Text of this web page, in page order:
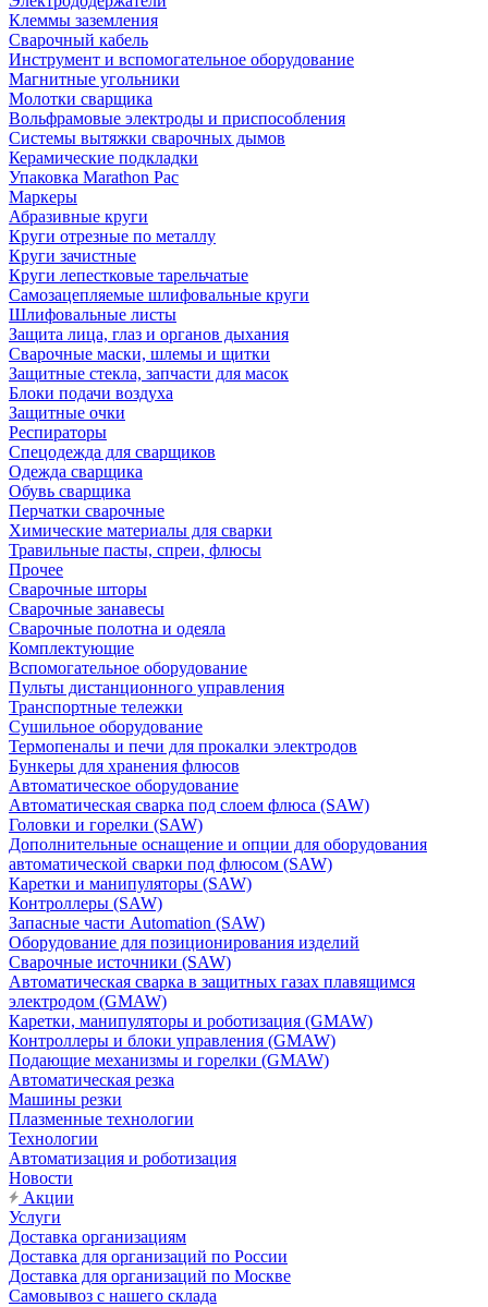
Клеммы заземления
Сварочный кабель
Инструмент и вспомогательное оборудование
Магнитные угольники
Молотки сварщика
Вольфрамовые электроды и приспособления
Системы вытяжки сварочных дымов
Керамические подкладки
Упаковка Marathon Pac
Маркеры
Абразивные круги
Круги отрезные по металлу
Круги зачистные
Круги лепестковые тарельчатые
Самозацепляемые шлифовальные круги
Шлифовальные листы
Защита лица, глаз и органов дыхания
Сварочные маски, шлемы и щитки
Защитные стекла, запчасти для масок
Блоки подачи воздуха
Защитные очки
Респираторы
Спецодежда для сварщиков
Одежда сварщика
Обувь сварщика
Перчатки сварочные
Химические материалы для сварки
Травильные пасты, спреи, флюсы
Прочее
Сварочные шторы
Сварочные занавесы
Сварочные полотна и одеяла
Комплектующие
Вспомогательное оборудование
Пульты дистанционного управления
Транспортные тележки
Сушильное оборудование
Термопеналы и печи для прокалки электродов
Бункеры для хранения флюсов
Автоматическое оборудование
Автоматическая сварка под слоем флюса (SAW)
Головки и горелки (SAW)
Дополнительные оснащение и опции для оборудования
автоматической сварки под флюсом (SAW)
Каретки и манипуляторы (SAW)
Контроллеры (SAW)
Запасные части Automation (SAW)
Оборудование для позиционирования изделий
Сварочные источники (SAW)
Автоматическая сварка в защитных газах плавящимся
электродом (GMAW)
Каретки, манипуляторы и роботизация (GMAW)
Контроллеры и блоки управления (GMAW)
Подающие механизмы и горелки (GMAW)
Автоматическая резка
Машины резки
Плазменные технологии
Технологии
Автоматизация и роботизация
Новости
Акции
Услуги
Доставка организациям
Доставка для организаций по России
Доставка для организаций по Москве
Самовывоз с нашего склада